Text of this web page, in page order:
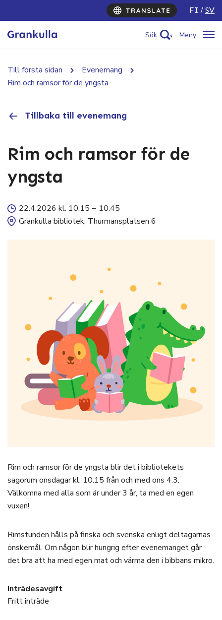
FI SV
Sök Meny
Till första sidan
Evenemang
Rim och ramsor för de yngsta
Tillbaka till evenemang
Rim och ramsor för de
yngsta
22.4.2026 kl. 10.15 – 10.45
Grankulla bibliotek, Thurmansplatsen 6
Rim och ramsor för de yngsta blir det i bibliotekets
sagorum onsdagar kl. 10.15 från och med ons 4.3.
Välkomna med alla som är under 3 år, ta med en egen
vuxen!
Rimstunden hålls på finska och svenska enligt deltagarnas
önskemål. Om någon blir hungrig efter evenemanget går
det bra att ha med egen mat och värma den i bibbans mikro.
Inträdesavgift
Fritt inträde